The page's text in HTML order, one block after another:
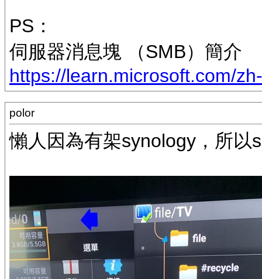
PS：
伺服器消息塊 （SMB）簡介
https://learn.microsoft.com/
polor
懶人因為有架synology，所以